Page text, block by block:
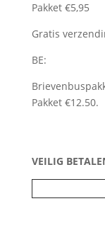
Pakket €5,95
Gratis
BE:
Pakket €12.50.
VEILIG